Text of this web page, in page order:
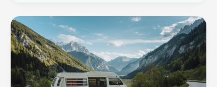
9
Oseb
v
Sloveniji
2026
|
Cene